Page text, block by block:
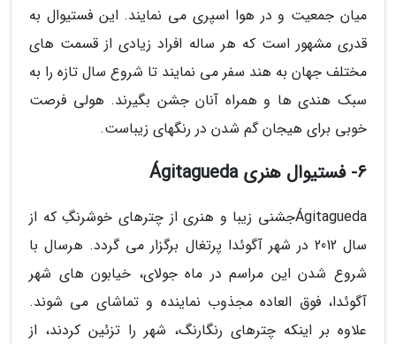
میان جمعیت و در هوا اسپری می نمایند. این فستیوال به
قدری مشهور است که هر ساله افراد زیادی از قسمت های
مختلف جهان به هند سفر می نمایند تا شروع سال تازه را به
سبک هندی ها و همراه آنان جشن بگیرند. هولی فرصت
خوبی برای هیجان گم شدن در رنگهای زیباست.
6- فستیوال هنری Ágitagueda
Ágitaguedaجشنی زیبا و هنری از چترهای خوشرنگِ که از
سال 2012 در شهر آگوئدا پرتغال برگزار می گردد. هرسال با
شروع شدن این مراسم در ماه جولای، خیابون های شهر
آگوئدا، فوق العاده مجذوب نماینده و تماشای می شوند.
علاوه بر اینکه چترهای رنگارنگ، شهر را تزئین کردند، از